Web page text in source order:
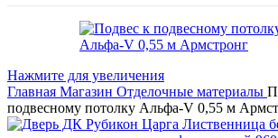
Нажмите для увеличения
Главная Магазин Отделочные материалы
подвесному потолку Альфа-V 0,55 м